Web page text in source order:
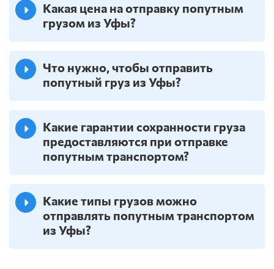
Какая цена на отправку попутным
грузом из Уфы?
Что нужно, чтобы отправить
попутный груз из Уфы?
Какие гарантии сохранности груза
предоставляются при отправке
попутным транспортом?
Какие типы грузов можно
отправлять попутным транспортом
из Уфы?